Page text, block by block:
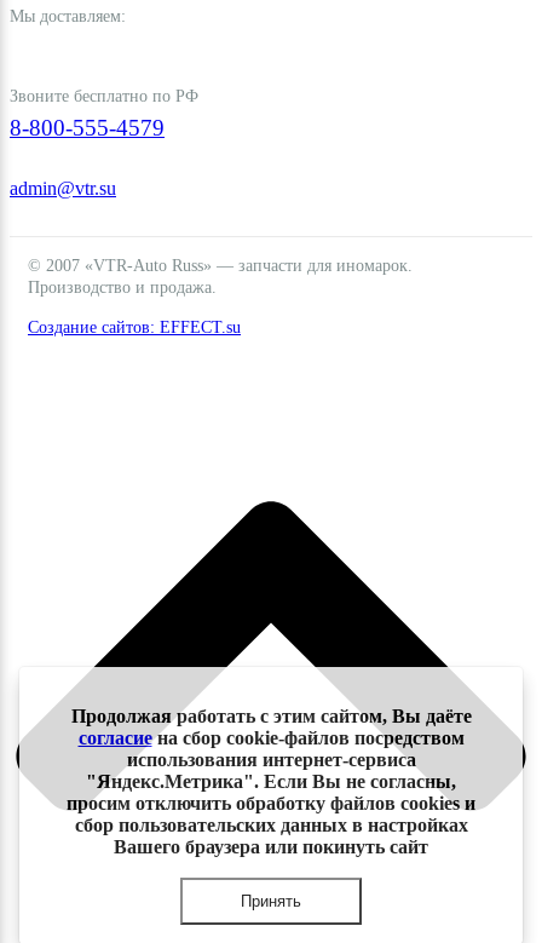
Мы доставляем:
Звоните бесплатно по РФ
8-800-555-4579
admin@vtr.su
© 2007 «VTR-Auto Russ» — запчасти для иномарок.
Производство и продажа.
Создание сайтов: EFFECT.su
Продолжая работать с этим сайтом, Вы даёте
согласиена сбор cookie-файлов посредством
использования интернет-сервиса
"Яндекс.Метрика". Если Вы не согласны,
просим отключить обработку файлов cookies и
сбор пользовательских данных в настройках
Вашего браузера или покинуть сайт
Принять